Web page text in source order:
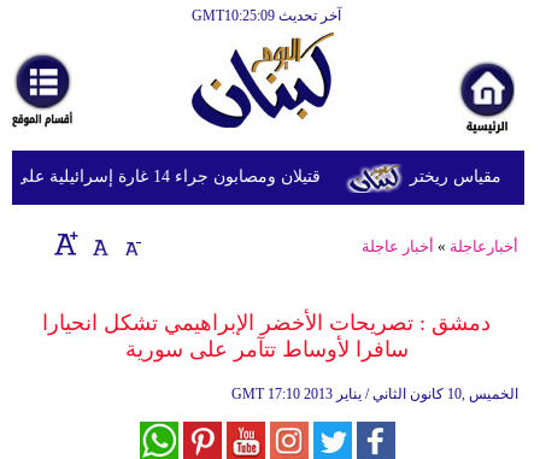
آخر تحديث GMT10:25:09
أخبارعاجلة
رياضة
ثقافة
إقتصاد
وموسيقى
قتيلان ومصابون جراء 14 غارة إسرائيلية على شرق وجنوب لبنان
أخبارعاجلة » أخبار عاجلة
دمشق : تصريحات الأخضر الإبراهيمي تشكل انحيارا
سافرا لأوساط تتآمر على سورية
GMT 17:10 2013 الخميس ,10 كانون الثاني / يناير